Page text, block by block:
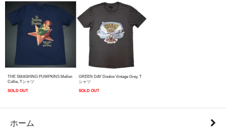
THE SMASHING PUMPKINS Mellon
Collie, Tシャツ
SOLD OUT
GREEN DAY Dookie Vintage Grey, T
シャツ
SOLD OUT
ホーム